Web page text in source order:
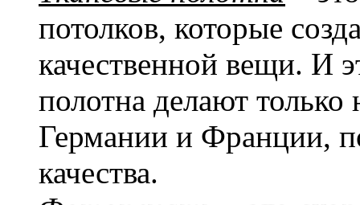
потолков, которые
качественной вещи. И
полотна делают
Германии и Франции,
качества.